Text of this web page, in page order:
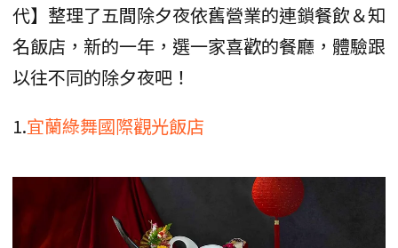
代】整理了五間除夕夜依舊營業的連鎖餐飲＆知
名飯店，新的一年，選一家喜歡的餐廳，體驗跟
以往不同的除夕夜吧！
1.宜蘭綠舞國際觀光飯店